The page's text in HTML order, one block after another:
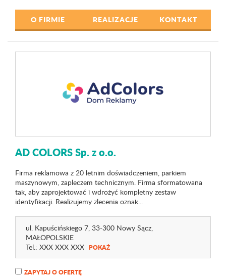
O FIRMIE REALIZACJE KONTAKT
AD COLORS Sp. z o.o.
Firma reklamowa z 20 letnim doświadczeniem, parkiem
maszynowym, zapleczem technicznym. Firma sformatowana
tak, aby zaprojektować i wdrożyć kompletny zestaw
identyfikacji. Realizujemy zlecenia oznak...
ul. Kapuścińskiego 7, 33-300 Nowy Sącz,
MAŁOPOLSKIE
Tel.: XXX XXX XXX POKAŻ
ZAPYTAJ O OFERTĘ